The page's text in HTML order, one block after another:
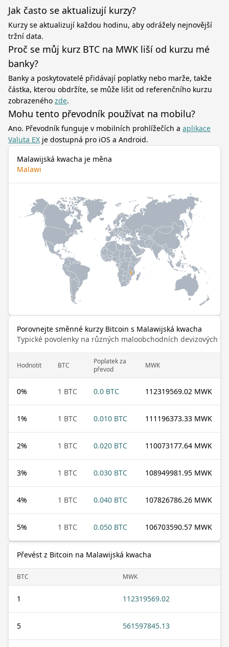
Jak často se aktualizují kurzy?
Kurzy se aktualizují každou hodinu, aby odrážely nejnovější
tržní data.
Proč se můj kurz BTC na MWK liší od kurzu mé
banky?
Banky a poskytovatelé přidávají poplatky nebo marže, takže
částka, kterou obdržíte, se může lišit od referenčního kurzu
zobrazeného zde.
Mohu tento převodník používat na mobilu?
Ano. Převodník funguje v mobilních prohlížečích a aplikace
Valuta EX je dostupná pro iOS a Android.
Malawijská kwacha je měna
Malawi
Porovnejte směnné kurzy Bitcoin s Malawijská kwacha
Typické povolenky na různých maloobchodních devizových
Hodnotit BTC
Poplatek za
převod
MWK
0% 1 BTC 0.0 BTC 112319569.02 MWK
1% 1 BTC 0.010 BTC 111196373.33 MWK
2% 1 BTC 0.020 BTC 110073177.64 MWK
3% 1 BTC 0.030 BTC 108949981.95 MWK
4% 1 BTC 0.040 BTC 107826786.26 MWK
5% 1 BTC 0.050 BTC 106703590.57 MWK
Převést z Bitcoin na Malawijská kwacha
BTC MWK
1 112319569.02
5 561597845.13